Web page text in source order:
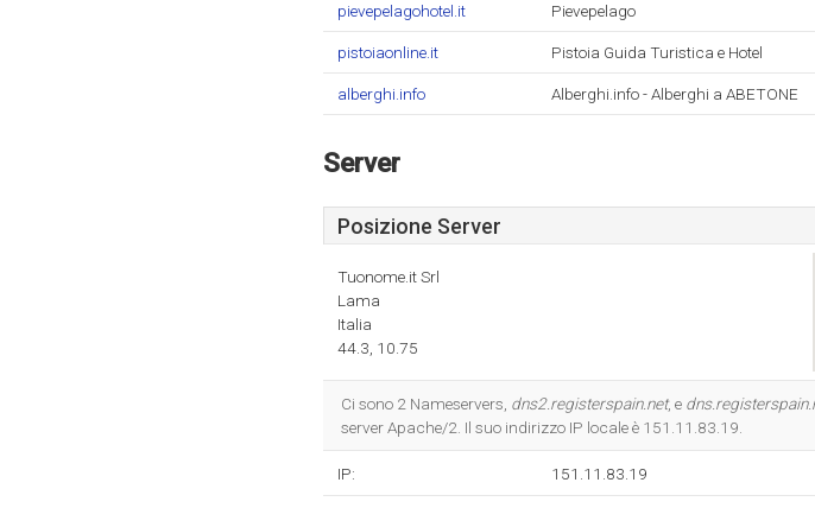
pievepelagohotel.it Pievepelago
pistoiaonline.it Pistoia Guida Turistica e Hotel
alberghi.info Alberghi.info - Alberghi a ABETONE
Server
Posizione Server
Tuonome.it Srl
Lama
Italia
44.3, 10.75
Ci sono 2 Nameservers, dns2.registerspain.net, e
server Apache/2. Il suo indirizzo IP locale è 151.11.83.19.
IP: 151.11.83.19